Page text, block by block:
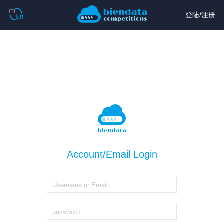
登陆/注册
Account/Email Login